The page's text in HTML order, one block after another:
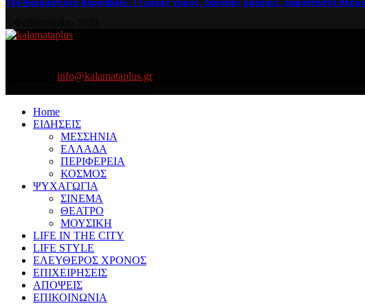
13ο Καλαματιανό Καρναβάλι: 17 μέρες χορός, δεκάδες δράσεις, ευφάνταστα
info@kalamataplus.gr
Home
ΕΙΔΗΣΕΙΣ
ΜΕΣΣΗΝΙΑ
ΕΛΛΑΔΑ
ΠΕΡΙΦΕΡΕΙΑ
ΚΟΣΜΟΣ
ΨΥΧΑΓΩΓΙΑ
ΣΙΝΕΜΑ
ΘΕΑΤΡΟ
ΜΟΥΣΙΚΗ
LIFE IN THE CITY
LIFE STYLE
ΕΛΕΥΘΕΡΟΣ ΧΡΟΝΟΣ
ΕΠΙΧΕΙΡΗΣΕΙΣ
ΑΠΟΨΕΙΣ
ΕΠΙΚΟΙΝΩΝΙΑ